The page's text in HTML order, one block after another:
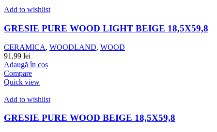
Add to wishlist
GRESIE PURE WOOD LIGHT BEIGE 18,5X59,8
CERAMICA, WOODLAND, WOOD
91,99 lei
Adaugă în coș
Compare
Quick view
Add to wishlist
GRESIE PURE WOOD BEIGE 18,5X59,8